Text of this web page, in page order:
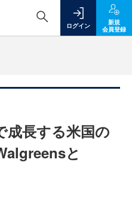
ログイン
新規
会員登録
成長する米国の
と